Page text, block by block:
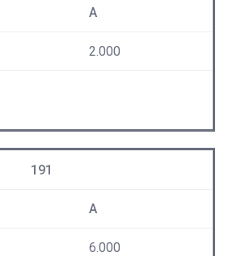
A
2.000
191
A
6.000